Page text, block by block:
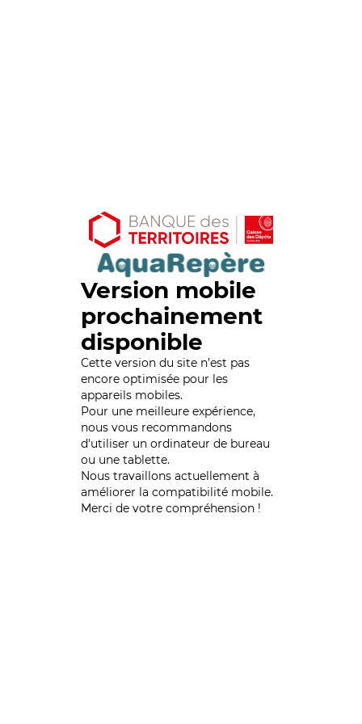
Version mobile
prochainement
disponible
Cette version du site n’est pas
encore optimisée pour les
appareils mobiles.
Pour une meilleure expérience,
nous vous recommandons
d'utiliser un ordinateur de bureau
ou une tablette.
Nous travaillons actuellement à
améliorer la compatibilité mobile.
Merci de votre compréhension !